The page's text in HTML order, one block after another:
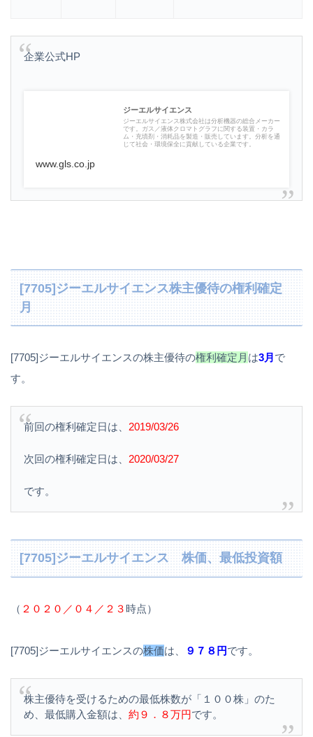
企業公式HP
ジーエルサイエンス
ジーエルサイエンス株式会社は分析機器の総合メーカー
です。ガス／液体クロマトグラフに関する装置・カラ
ム・充填剤・消耗品を製造・販売しています。分析を通
じて社会・環境保全に貢献している企業です。
www.gls.co.jp
[7705]ジーエルサイエンス株主優待の権利確定
月
[7705]ジーエルサイエンスの株主優待の権利確定月 は3月 で
す。
前回の権利確定日は、 2019/03/26
次回の権利確定日は、 2020/03/27
です。
[7705]ジーエルサイエンス 株価、最低投資額
（ ２０２０／０４／２３時点）
[7705]ジーエルサイエンスの株価は、 ９７８円です。
株主優待を受けるための最低株数が「１００株」のた
め、最低購入金額は、 約９．８万円です。